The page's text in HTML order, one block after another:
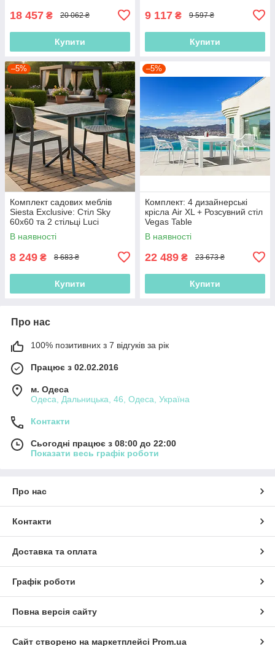
18 457 ₴ 20 062 ₴
Купити
9 117 ₴ 9 597 ₴
Купити
–5%
Комплект садових меблів
Siesta Exclusive: Стіл Sky
60x60 та 2 стільці Luci
В наявності
8 249 ₴ 8 683 ₴
Купити
–5%
Комплект: 4 дизайнерські
крісла Air XL + Розсувний стіл
Vegas Table
В наявності
22 489 ₴ 23 673 ₴
Купити
Про нас
100% позитивних з 7 відгуків за рік
Працює з 02.02.2016
м. Одеса
Одеса, Дальницька, 46, Одеса, Україна
Контакти
Сьогодні працює з 08:00 до 22:00
Показати весь графік роботи
Про нас
Контакти
Доставка та оплата
Графік роботи
Повна версія сайту
Сайт створено на маркетплейсі Prom.ua